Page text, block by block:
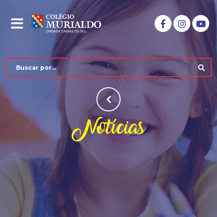
COLÉGIO MURIALDO
NÍVEIS DE ENSINO
Notícias